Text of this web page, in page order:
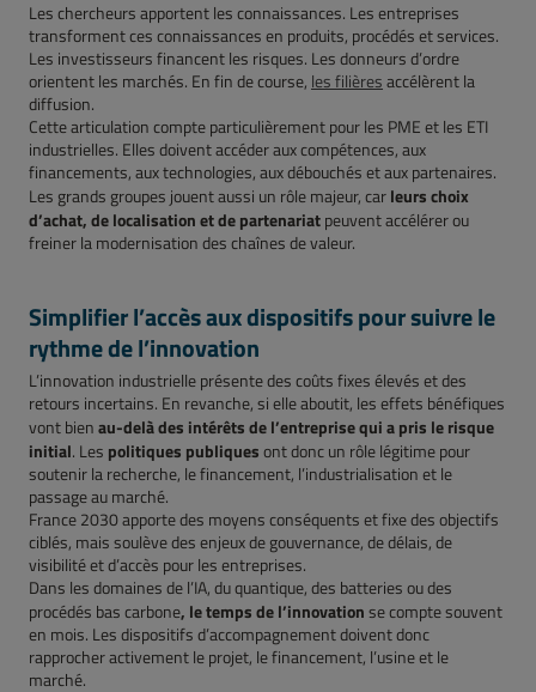
Les chercheurs apportent les connaissances. Les entreprises
transforment ces connaissances en produits, procédés et services.
Les investisseurs financent les risques. Les donneurs d’ordre
orientent les marchés. En fin de course, les filières accélèrent la
diffusion.
Cette articulation compte particulièrement pour les PME et les ETI
industrielles. Elles doivent accéder aux compétences, aux
financements, aux technologies, aux débouchés et aux partenaires.
Les grands groupes jouent aussi un rôle majeur, car leurs choix
d’achat, de localisation et de partenariat peuvent accélérer ou
freiner la modernisation des chaînes de valeur.
Simplifier l’accès aux dispositifs pour suivre le
rythme de l’innovation
L’innovation industrielle présente des coûts fixes élevés et des
retours incertains. En revanche, si elle aboutit, les effets bénéfiques
vont bien au-delà des intérêts de l’entreprise qui a pris le risque
initial. Les politiques publiques ont donc un rôle légitime pour
soutenir la recherche, le financement, l’industrialisation et le
passage au marché.
France 2030 apporte des moyens conséquents et fixe des objectifs
ciblés, mais soulève des enjeux de gouvernance, de délais, de
visibilité et d’accès pour les entreprises.
Dans les domaines de l’IA, du quantique, des batteries ou des
procédés bas carbone, le temps de l’innovation se compte souvent
en mois. Les dispositifs d’accompagnement doivent donc
rapprocher activement le projet, le financement, l’usine et le
marché.